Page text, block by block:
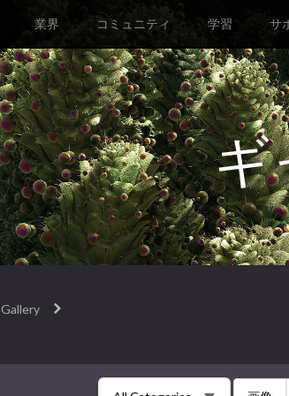
業界 コミュニティ 学習 サ
ギ
Gallery